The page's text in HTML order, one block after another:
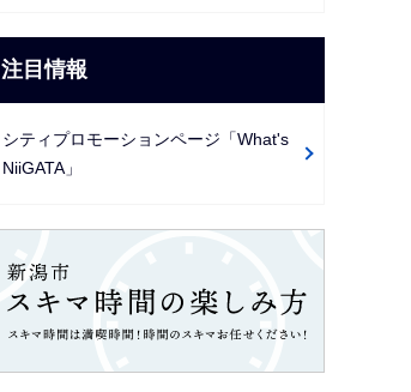
注目情報
シティプロモーションページ「What's
NiiGATA」